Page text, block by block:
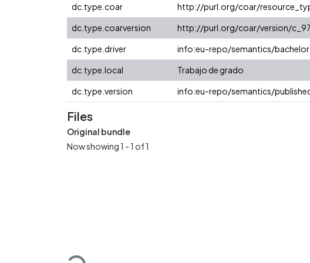
dc.type.coar
http://purl.org/coar/
dc.type.coarversion
http://purl.org/coar/version/
dc.type.driver
info:eu-repo/semantics/
dc.type.local
Trabajo de grado
dc.type.version
info:eu-repo/semantics/
Files
Original bundle
Now showing1 - 1 of 1